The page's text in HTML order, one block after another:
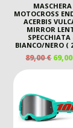
MASCHERA
MOTOCROSS
ACERBIS
MIRROR
SPECCHIATA
BIANCO/NERO (
89,00€ IL
69,00